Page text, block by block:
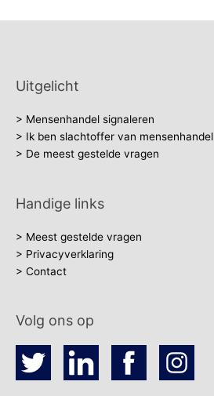
Uitgelicht
> Mensenhandel signaleren
> Ik ben slachtoffer van mensenhandel
> De meest gestelde vragen
Handige links
> Meest gestelde vragen
> Privacyverklaring
> Contact
Volg ons op